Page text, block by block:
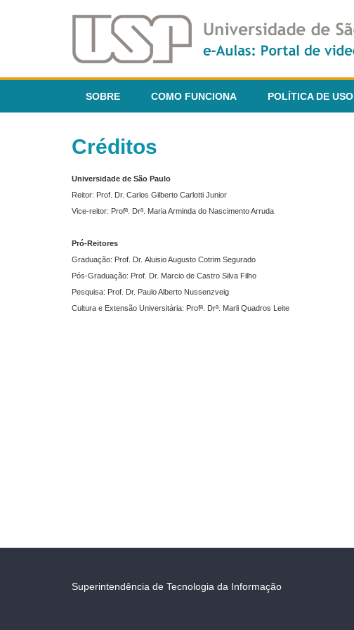
SOBRE COMO FUNCIONA POLÍTICA DE USO
Créditos
Universidade de São Paulo
Reitor: Prof. Dr. Carlos Gilberto Carlotti Junior
Vice-reitor: Profª. Drª. Maria Arminda do Nascimento Arruda
Pró-Reitores
Graduação: Prof. Dr. Aluisio Augusto Cotrim Segurado
Pós-Graduação: Prof. Dr. Marcio de Castro Silva Filho
Pesquisa: Prof. Dr. Paulo Alberto Nussenzveig
Cultura e Extensão Universitária: Profª. Drª. Marli Quadros Leite
Superintendência de Tecnologia da Informação